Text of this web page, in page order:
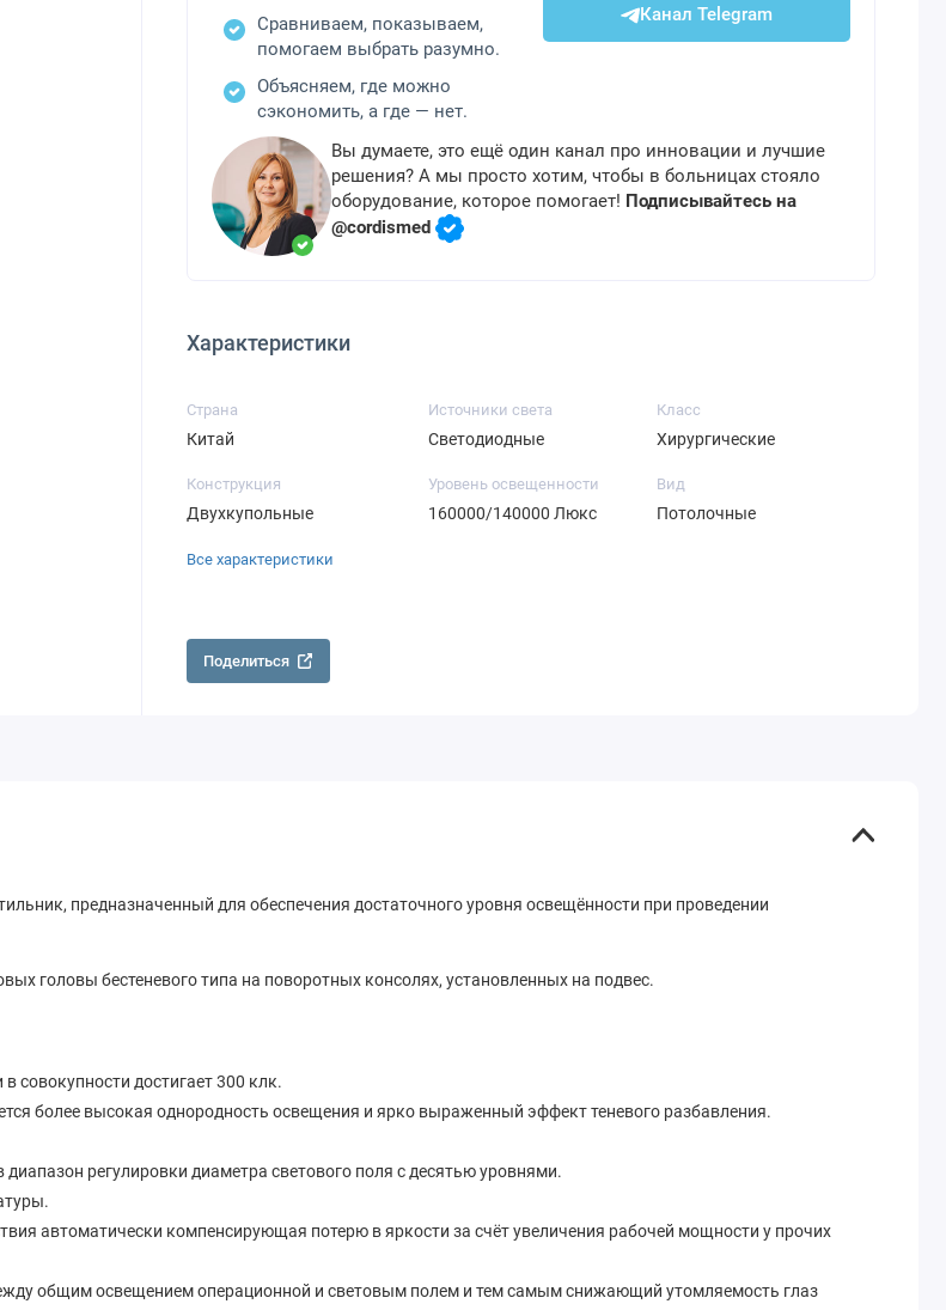
Сравниваем, показываем,
помогаем выбрать разумно.
Объясняем, где можно
сэкономить, а где — нет.
Канал Telegram
Вы думаете, это ещё один канал про инновации и лучшие
решения? А мы просто хотим, чтобы в больницах стояло
оборудование, которое помогает! Подписывайтесь на
@cordismed
Характеристики
Страна
Китай
Источники света
Светодиодные
Класс
Хирургические
Конструкция
Двухкупольные
Уровень освещенности
160000/140000 Люкс
Вид
Потолочные
Все характеристики
Поделиться
предназначенный для обеспечения достаточного уровня освещённости при проведении
головы бестеневого типа на поворотных консолях, установленных на подвес.
совокупности достигает 300 клк.
более высокая однородность освещения и ярко выраженный эффект теневого разбавления.
регулировки диаметра светового поля с десятью уровнями.
автоматически компенсирующая потерю в яркости за счёт увеличения рабочей мощности у прочих
общим освещением операционной и световым полем и тем самым снижающий утомляемость глаз